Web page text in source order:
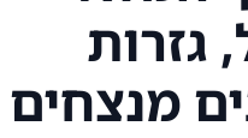
גזרות
מנצחים